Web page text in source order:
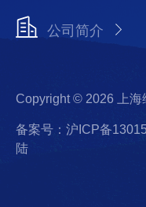
公司简介
Copyright © 2026 上
备案号：沪ICP备
陆